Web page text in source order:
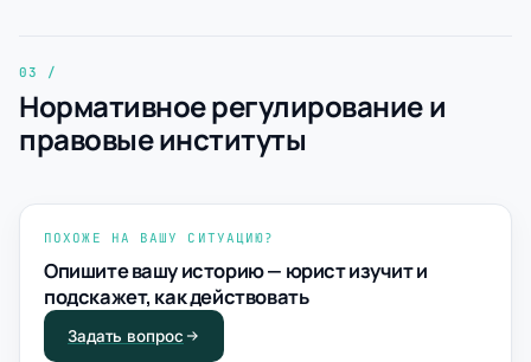
Нормативное регулирование и
правовые институты
ПОХОЖЕ НА ВАШУ СИТУАЦИЮ?
Опишите вашу историю — юрист изучит и
подскажет, как действовать
Задать вопрос